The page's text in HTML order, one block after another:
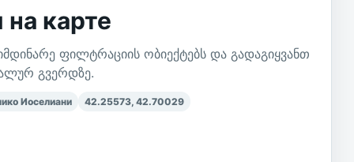
карте
ფილტრაციის ობიექტებს და გადაგიყვანთ
გვერდზე.
Иоселиани 42.25573,42.70029